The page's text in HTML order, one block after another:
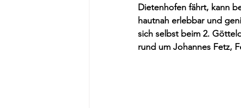
Dietenhofen fährt, kann
hautnah erlebbar und
sich selbst beim 2.
rund um Johannes Fetz,